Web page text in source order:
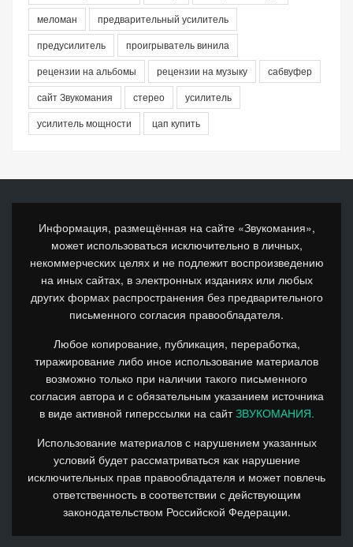
меломан
предварительный усилитель
предусилитель
проигрыватель винила
рецензии на альбомы
рецензии на музыку
сабвуфер
сайт Звукомания
стерео
усилитель
усилитель мощности
цап купить
Информация, размещённая на сайте «Звукомания»,
может использоваться исключительно в личных,
некоммерческих целях и не подлежит воспроизведению
на иных сайтах, в электронных изданиях или любых
других формах распространения без предварительного
письменного согласия правообладателя.
Любое копирование, публикация, переработка,
тиражирование либо иное использование материалов
возможно только при наличии такого письменного
согласия автора и с обязательным указанием источника
в виде активной гиперссылки на сайтЗВУКОМАНИЯ.
Использование материалов с нарушением указанных
условий будет рассматриваться как нарушение
исключительных прав правообладателя и может повлечь
ответственность в соответствии с действующим
законодательством Российской Федерации.